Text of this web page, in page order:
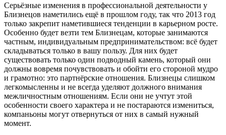
Серьёзные изменения в профессиональной деятельности у
Близнецов наметились ещё в прошлом году, так что 2013 год
только закрепит наметившиеся тенденции в карьерном росте.
Особенно будет везти тем Близнецам, которые занимаются
частным, индивидуальным предпринимательством: всё будет
складываться только в вашу пользу. Для них будет
существовать только один подводный камень, который они
должны вовремя почувствовать и обойти его стороной мудро
и грамотно: это партнёрские отношения. Близнецы слишком
легкомысленны и не всегда уделяют должного внимания
межличностным отношениям. Если они не учтут этой
особенности своего характера и не постараются измениться,
компаньоны могут отвернуться от них в самый нужный
момент.